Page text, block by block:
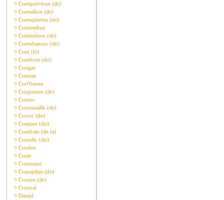
¤ Coetquévéran (de)
¤ Coetsaliou (de)
¤ Coetsquiriou (de)
¤ Coettredrez
¤ Coettrehiou (de)
¤ Coetuhannec (de)
¤ Coin (le)
¤ Combout (du)
¤ Congar
¤ Connan
¤ Corffineau
¤ Corguezen (de)
¤ Cornec
¤ Cornouaille (de)
¤ Correc (de)
¤ Cosquer (du)
¤ Coudraie (de la)
¤ Couedic (du)
¤ Cozden
¤ Cozic
¤ Crenezant
¤ Croespilau (de)
¤ Crozon (de)
¤ Crozval
¤ Daniel